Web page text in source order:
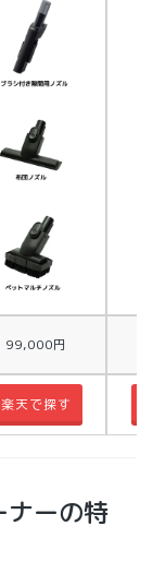
99,000円
楽天で探す
ナーの特